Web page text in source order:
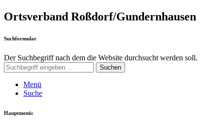
Ortsverband Roßdorf/Gundernhausen
Suchformular
Der Suchbegriff nach dem die Website durchsucht werden soll.
Suchen
Menü
Suche
Hauptmenü: